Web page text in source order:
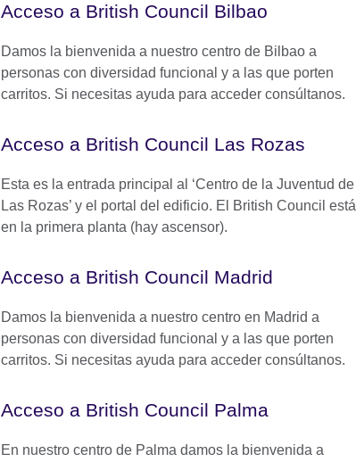
Acceso a British Council Bilbao
Damos la bienvenida a nuestro centro de Bilbao a
personas con diversidad funcional y a las que porten
carritos. Si necesitas ayuda para acceder consúltanos.
Acceso a British Council Las Rozas
Esta es la entrada principal al ‘Centro de la Juventud de
Las Rozas’ y el portal del edificio. El British Council está
en la primera planta (hay ascensor).
Acceso a British Council Madrid
Damos la bienvenida a nuestro centro en Madrid a
personas con diversidad funcional y a las que porten
carritos. Si necesitas ayuda para acceder consúltanos.
Acceso a British Council Palma
En nuestro centro de Palma damos la bienvenida a